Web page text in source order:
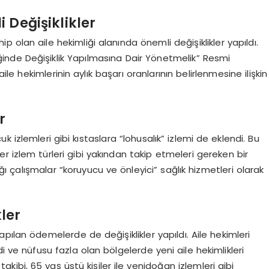
Değişiklikler
olan aile hekimliği alanında önemli değişiklikler yapıldı.
Değişiklik Yapılmasına Dair Yönetmelik” Resmi
hekimlerinin aylık başarı oranlarının belirlenmesine ilişkin
gibi kıstaslara “lohusalık” izlemi de eklendi. Bu
izlem türleri gibi yakından takip etmeleri gereken bir
çalışmalar “koruyucu ve önleyici” sağlık hizmetleri olarak
ödemelerde de değişiklikler yapıldı. Aile hekimleri
ve nüfusu fazla olan bölgelerde yeni aile hekimlikleri
takibi, 65 yaş üstü kişiler ile yenidoğan izlemleri gibi